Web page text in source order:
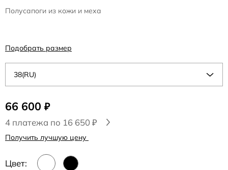
Полусапоги из кожи и меха
66 600 ₽
4 платежа по 16 650 ₽
Получить лучшую цену
Цвет:
38(RU)
Подобрать размер